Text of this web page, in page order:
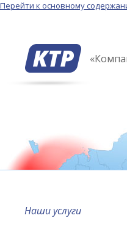
Перейти к основному
Наши услуги